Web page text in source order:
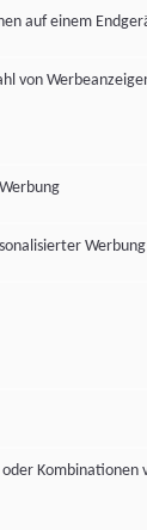
auf einem
von
Werbung
Kombinationen